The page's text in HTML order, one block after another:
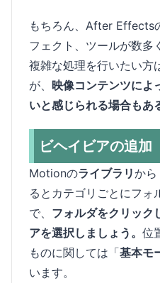
もちろん、After Effects
フェクト、ツールが数多
複雑な処理を行いたい方
が、 映像コンテンツに
いと感じられる場合もあ
ビヘイビアの追加
Motionのライブラリから
るとカテゴリごとにフォ
で、 フォルダをクリック
アを選択しましょう。 位
ものに関しては「基本モ
います。